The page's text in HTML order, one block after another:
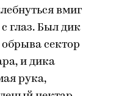
вмиг
глаз. Был дик
сектор
и дика
рука,